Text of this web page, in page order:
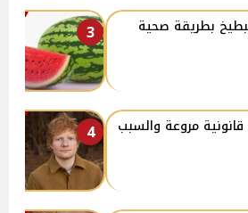
3 بطريقة صحية
4
مروعة والسبب